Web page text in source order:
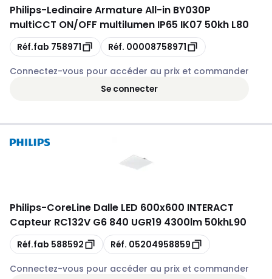
Philips-Ledinaire Armature All-in BY030P
multiCCT ON/OFF multilumen IP65 IK07 50kh L80
Copie
Réf.fab 758971 Copie
Réf. 00008758971
Connectez-vous pour accéder au prix et commander
Se connecter
Philips-CoreLine Dalle LED 600x600 INTERACT
Capteur RC132V G6 840 UGR19 4300lm 50khL90
Copie
Réf.fab 588592 Copie
Réf. 05204958859
Connectez-vous pour accéder au prix et commander